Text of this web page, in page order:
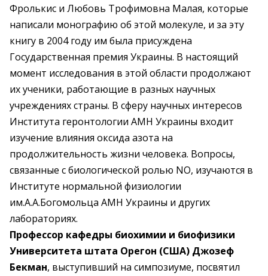
Фролькис и Любовь Трофимовна Малая, которые
написали монографию об этой молекуле, и за эту
книгу в 2004 году им была присуждена
Государственная премия Украины. В настоящий
момент исследования в этой области продолжают
их ученики, работающие в разных научных
учреждениях страны. В сферу научных интересов
Института геронтологии АМН Украины входит
изучение влияния оксида азота на
продолжительность жизни человека. Вопросы,
связанные с биологической ролью NO, изучаются в
Институте нормальной физиологии
им.А.А.Богомольца АМН Украины и других
лабораториях.
Профессор кафедры биохимии и биофизики
Университета штата Орегон (США) Джозеф
Бекман, выступивший на симпозиуме, посвятил